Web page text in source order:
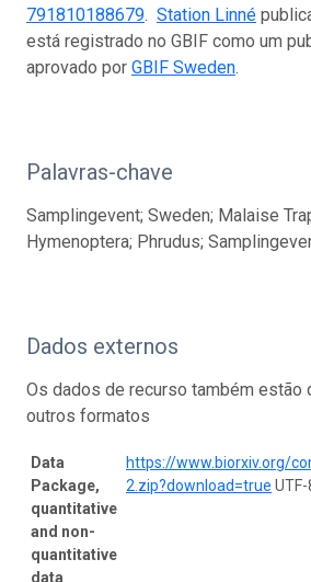
791810188679. Station Linné
está registrado no GBIF como um
aprovado por GBIF Sweden.
Palavras-chave
Samplingevent; Sweden; Malaise
Hymenoptera; Phrudus;
Dados externos
Os dados de recurso também estão
outros formatos
Data
Package,
quantitative
and non-
quantitative
data
https://www.biorxiv.org/
2.zip?download=true